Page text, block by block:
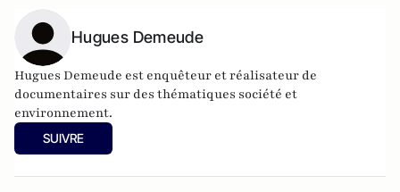
Hugues Demeude
Hugues Demeude est enquêteur et réalisateur de
documentaires sur des thématiques société et
environnement.
SUIVRE